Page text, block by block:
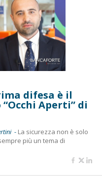
difesa è il
Aperti” di
- La sicurezza non è solo
più un tema di